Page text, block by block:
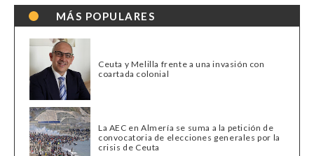
MÁS POPULARES
Ceuta y Melilla frente a una invasión con
coartada colonial
La AEC en Almería se suma a la petición de
convocatoria de elecciones generales por la
crisis de Ceuta